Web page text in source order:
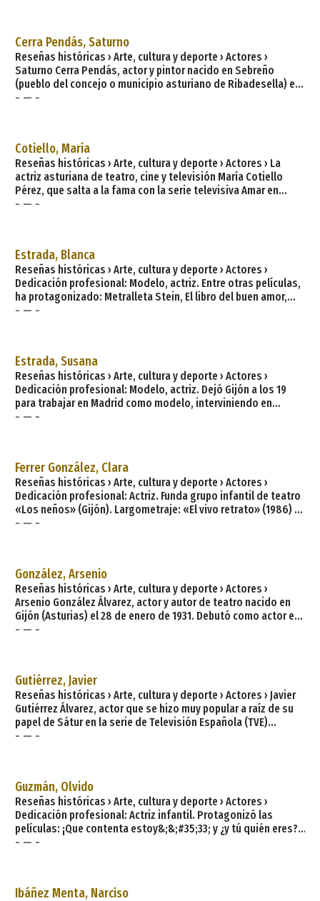
pantalla ha intervenido en películas como Hijos de pap
Cerra Pendás, Saturno
Reseñas históricas › Arte, cultura y deporte › Actores ›
Saturno Cerra Pendás, actor y pintor nacido en Sebreño
(pueblo del concejo o municipio asturiano de Ribadesella) en
1924. Situada en la costa oriental de Asturias, a los pies de
territorio recorrido por el río más famoso de Asturias, el
Sella. Cuenta con un espacio urban
- — -
Cotiello, María
Reseñas históricas › Arte, cultura y deporte › Actores › La
actriz asturiana de teatro, cine y televisión María Cotiello
Pérez, que salta a la fama con la serie televisiva Amar en
tiempos revueltos y la película Las 13 rosas, nace el 21 de
lo hace en el teatro bajo las órdenes del direc
- — -
Estrada, Blanca
Reseñas históricas › Arte, cultura y deporte › Actores ›
Dedicación profesional: Modelo, actriz. Entre otras películas,
ha protagonizado: Metralleta Stein, El libro del buen amor,
Dios bendiga cada rincón de esta casa, y Mariana Pineda.
patrimonios industriales de toda Europa, además de unos
equipamientos y unas gent
- — -
Estrada, Susana
Reseñas históricas › Arte, cultura y deporte › Actores ›
Dedicación profesional: Modelo, actriz. Dejó Gijón a los 19
para trabajar en Madrid como modelo, interviniendo en
papeles secundarios en algunas películas. Al producirse en
Lucecita, Kamasutra .. ), prensa (realiza entrevistas
- — -
Ferrer González, Clara
Reseñas históricas › Arte, cultura y deporte › Actores ›
Dedicación profesional: Actriz. Funda grupo infantil de teatro
«Los neños» (Gijón). Largometraje: «El vivo retrato» (1986) y
cortometraje: «Comamos y bebamos todos de él» (1992). Ha
quintana, Los amores de Ximielg
- — -
González, Arsenio
Reseñas históricas › Arte, cultura y deporte › Actores ›
Arsenio González Álvarez, actor y autor de teatro nacido en
Gijón (Asturias) el 28 de enero de 1931. Debutó como actor en
la sala Buenos Aires, de Pumarín (Gijón), con el cuadro del
- — -
Gutiérrez, Javier
Reseñas históricas › Arte, cultura y deporte › Actores › Javier
Gutiérrez Álvarez, actor que se hizo muy popular a raíz de su
papel de Sátur en la serie de Televisión Española (TVE)
«Águila Roja». Nacido en la villa marinera de Luanco (capital
Javier —qu
- — -
Guzmán, Olvido
Reseñas históricas › Arte, cultura y deporte › Actores ›
Dedicación profesional: Actriz infantil. Protagonizó las
películas: ¡Que contenta estoy&;&;#35;33; y ¿y tú quién eres?.
Fecha de nacimiento: 1927. Lugar de nacimiento: Oviedo.
del Principado, y fue en el pasado cap
- — -
Ibáñez Menta, Narciso